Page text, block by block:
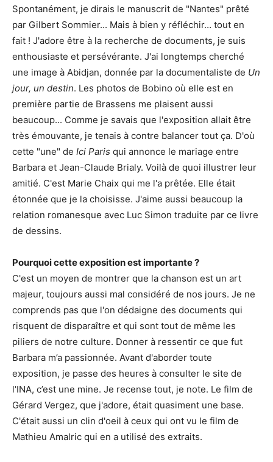
Spontanément, je dirais le manuscrit de "Nantes" prêté
par Gilbert Sommier... Mais à bien y réfléchir… tout en
fait ! J'adore être à la recherche de documents, je suis
enthousiaste et persévérante. J'ai longtemps cherché
une image à Abidjan, donnée par la documentaliste de Un
jour, un destin. Les photos de Bobino où elle est en
première partie de Brassens me plaisent aussi
beaucoup... Comme je savais que l'exposition allait être
très émouvante, je tenais à contre balancer tout ça. D'où
cette "une" de Ici Paris qui annonce le mariage entre
Barbara et Jean-Claude Brialy. Voilà de quoi illustrer leur
amitié. C'est Marie Chaix qui me l'a prêtée. Elle était
étonnée que je la choisisse. J'aime aussi beaucoup la
relation romanesque avec Luc Simon traduite par ce livre
de dessins.
Pourquoi cette exposition est importante ?
C'est un moyen de montrer que la chanson est un art
majeur, toujours aussi mal considéré de nos jours. Je ne
comprends pas que l'on dédaigne des documents qui
risquent de disparaître et qui sont tout de même les
piliers de notre culture. Donner à ressentir ce que fut
Barbara m’a passionnée. Avant d'aborder toute
exposition, je passe des heures à consulter le site de
l'INA, c’est une mine. Je recense tout, je note. Le film de
Gérard Vergez, que j'adore, était quasiment une base.
C'était aussi un clin d'oeil à ceux qui ont vu le film de
Mathieu Amalric qui en a utilisé des extraits.